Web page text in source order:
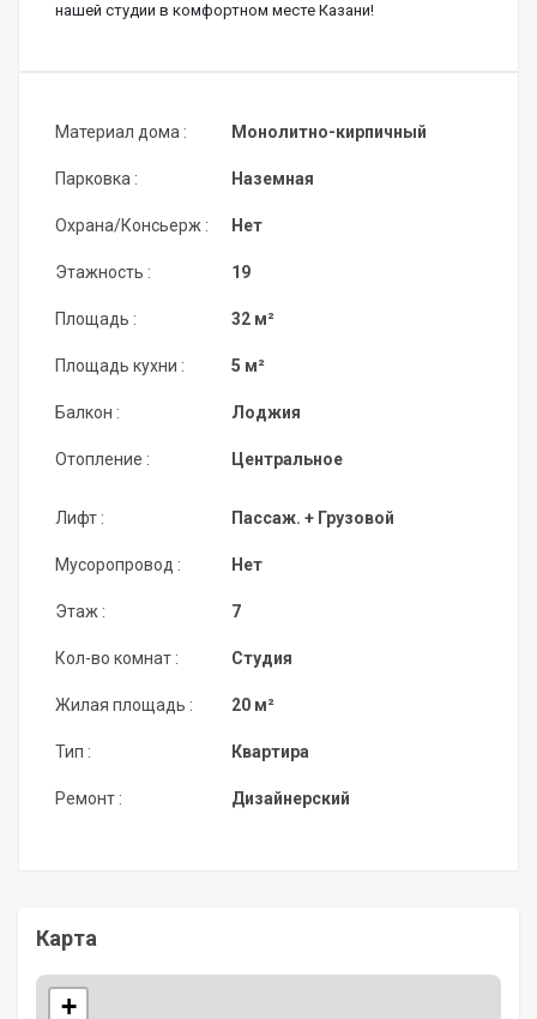
нашей студии в комфортном месте Казани!
Материал дома :
Парковка :
Охрана/Консьерж :
Этажность :
Площадь :
Площадь кухни :
Балкон :
Отопление :
Монолитно-кирпичный
Наземная
Нет
19
32 м²
5 м²
Лоджия
Центральное
Лифт :
Мусоропровод :
Этаж :
Кол-во комнат :
Жилая площадь :
Тип :
Ремонт :
Пассаж. + Грузовой
Нет
7
Студия
20 м²
Квартира
Дизайнерский
Карта
+